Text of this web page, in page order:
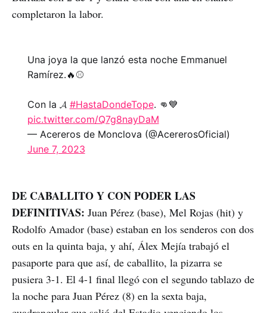
completaron la labor.
Una joya la que lanzó esta noche Emmanuel
Ramírez.🔥⚾️
Con la 𝓐 #HastaDondeTope. 👊💙
pic.twitter.com/Q7g8nayDaM
— Acereros de Monclova (@AcererosOficial)
June 7, 2023
DE CABALLITO Y CON PODER LAS
DEFINITIVAS: Juan Pérez (base), Mel Rojas (hit) y
Rodolfo Amador (base) estaban en los senderos con dos
outs en la quinta baja, y ahí, Álex Mejía trabajó el
pasaporte para que así, de caballito, la pizarra se
pusiera 3-1. El 4-1 final llegó con el segundo tablazo de
la noche para Juan Pérez (8) en la sexta baja,